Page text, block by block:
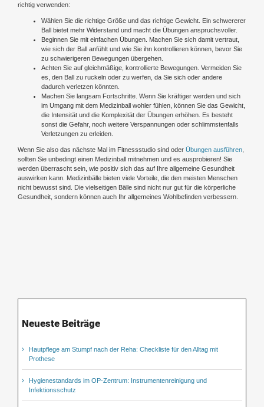
richtig verwenden:
Wählen Sie die richtige Größe und das richtige Gewicht. Ein schwererer
Ball bietet mehr Widerstand und macht die Übungen anspruchsvoller.
Beginnen Sie mit einfachen Übungen. Machen Sie sich damit vertraut,
wie sich der Ball anfühlt und wie Sie ihn kontrollieren können, bevor Sie
zu schwierigeren Bewegungen übergehen.
Achten Sie auf gleichmäßige, kontrollierte Bewegungen. Vermeiden Sie
es, den Ball zu ruckeln oder zu werfen, da Sie sich oder andere
dadurch verletzen könnten.
Machen Sie langsam Fortschritte. Wenn Sie kräftiger werden und sich
im Umgang mit dem Medizinball wohler fühlen, können Sie das Gewicht,
die Intensität und die Komplexität der Übungen erhöhen. Es besteht
sonst die Gefahr, noch weitere Verspannungen oder schlimmstenfalls
Verletzungen zu erleiden.
Wenn Sie also das nächste Mal im Fitnessstudio sind oder Übungen ausführen
sollten Sie unbedingt einen Medizinball mitnehmen und es ausprobieren! Sie
werden überrascht sein, wie positiv sich das auf Ihre allgemeine Gesundheit
auswirken kann. Medizinbälle bieten viele Vorteile, die den meisten Menschen
nicht bewusst sind. Die vielseitigen Bälle sind nicht nur gut für die körperliche
Gesundheit, sondern können auch Ihr allgemeines Wohlbefinden verbessern.
Neueste Beiträge
Hautpflege am Stumpf nach der Reha: Checkliste für den Alltag mit
Prothese
Hygienestandards im OP-Zentrum: Instrumentenreinigung und
Infektionsschutz